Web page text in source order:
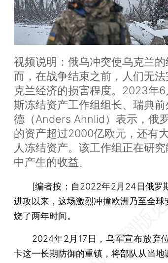
视频说明：俄乌冲突使乌克兰
而，在战争结束之前，人们无
克兰经济的损害程度。2023年
斯冻结资产工作组组长、瑞典前
德（Anders Ahnlid）表示，俄
的资产超过2000亿欧元，还有
人冻结资产。该工作组正在研
中产生的收益。
[编者按： 自2022年2月24日俄罗
进攻以来，这场激烈冲撞欧洲乃至全球
烧了两年时间。
2024年2月17日，乌军宣布放弃
卡这一长期防御的重镇，将部队从当